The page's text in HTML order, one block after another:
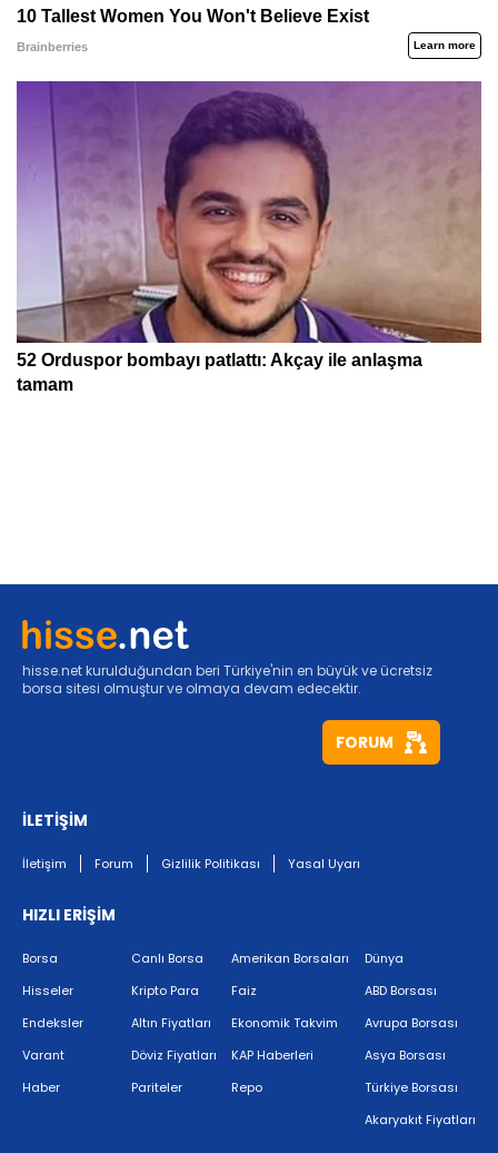
hisse.net kurulduğundan beri Türkiye'nin en büyük ve ücretsiz
borsa sitesi olmuştur ve olmaya devam edecektir.
FORUM
İLETİŞİM
İletişim Forum Gizlilik Politikası Yasal Uyarı
HIZLI ERİŞİM
Borsa
Hisseler
Endeksler
Varant
Haber
Canlı Borsa
Kripto Para
Altın Fiyatları
Döviz Fiyatları
Pariteler
Amerikan Borsaları
Faiz
Ekonomik Takvim
KAP Haberleri
Repo
Dünya
ABD Borsası
Avrupa Borsası
Asya Borsası
Türkiye Borsası
Akaryakıt Fiyatları